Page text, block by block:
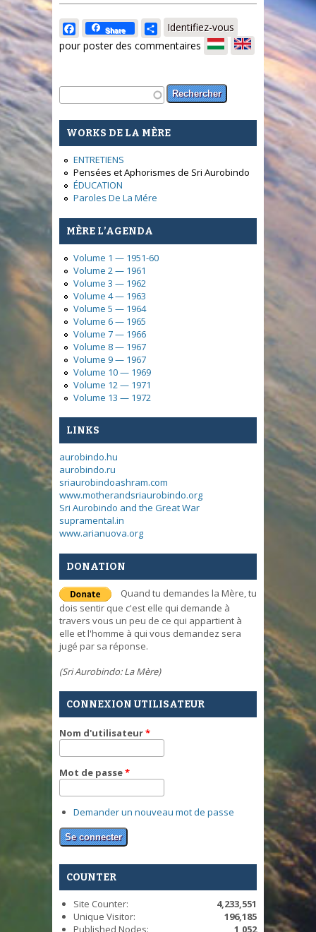
Facebook
Share Share
Identifiez-vous
pour poster des commentaires
Formulaire de recherche
Rechercher
WORKS DE LA MÈRE
ENTRETIENS
Pensées et Aphorismes de Sri Aurobindo
ÉDUCATION
Paroles De La Mére
MÈRE L’AGENDA
Volume 1 — 1951-60
Volume 2 — 1961
Volume 3 — 1962
Volume 4 — 1963
Volume 5 — 1964
Volume 6 — 1965
Volume 7 — 1966
Volume 8 — 1967
Volume 9 — 1967
Volume 10 — 1969
Volume 12 — 1971
Volume 13 — 1972
LINKS
aurobindo.hu
aurobindo.ru
sriaurobindoashram.com
www.motherandsriaurobindo.org
Sri Aurobindo and the Great War
supramental.in
www.arianuova.org
DONATION
Quand tu demandes la Mère, tu
dois sentir que c'est elle qui demande à
travers vous un peu de ce qui appartient à
elle et l'homme à qui vous demandez sera
jugé par sa réponse.
(Sri Aurobindo: La Mère)
CONNEXION UTILISATEUR
Nom d'utilisateur*
Mot de passe*
Demander un nouveau mot de passe
COUNTER
Site Counter:
4,233,551
Unique Visitor:
196,185
Published Nodes:
1,052